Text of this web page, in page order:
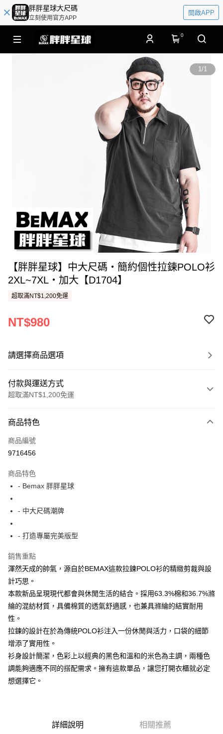
胖胖星球大尺碼
立刻使用官方APP
開啟APP
0
1/1
【胖胖星球】中大尺碼‧簡約個性拉鍊POLO衫
2XL~7XL‧加大【D1704】
超取滿NT$1,200免運
NT$980
請選擇商品選項
付款與運送方式
超取滿NT$1,200免運
信用卡一次付款
超商取貨付款
Apple Pay
街口支付
AFTEE先享後付
相關說明
AFTEE先享後付是「在收到商品之後才付款」的支付方式。 讓您購物簡單
便利好安心！
１．簡單：不需註冊會員、不需綁卡、不需儲值。
２．便利：只要手機號碼，簡訊認證，即可結帳。
３．安心：先確認商品／服務後，再付款。
１．於結帳方式選擇「AFTEE先享後付」後，將跳轉至「AFTEE先享後付」
結帳頁面，進行簡訊認證並確認金額後，即可完成結帳。
２．訂單成立數日內，您將收到繳費通知簡訊。
３．收到繳費通知簡訊後14天內，點擊此簡訊中的連結，可透過四大超商／
ATM／網路銀行／等多元方式進行付款，方視為交易完成。
※ 請注意：結帳手續完成當下不需立刻繳費，但若您需要取消訂單，請聯絡
客戶支援中心」https://netprotections.freshdesk.com/support/home
ATM付款
運送方式
全家付款取貨
每筆NT$150
7-11付款取貨
每筆NT$80，滿NT$1,200(含以上)免運費
宅配
商品特色
商品編號
9716456
商品特色
- Bemax 胖胖星球
- 中大尺碼潮牌
- 打造專屬完美版型
銷售重點
渾然天成的帥氣，源自於BEMAX這款拉鍊POLO衫的精緻剪裁與設
計巧思。
本款新品呈現現代都會與休閒生活的結合。採用63.3%棉和36.7%滌
綸的混紡材質，具備棉質的透氣舒適感，也兼具滌綸的結實耐用
性。
拉鍊的設計在於為傳統POLO衫注入一份休閒與活力，口袋的細節
增添了實用性。
衫身設計簡潔，色彩上以經典的黑色和溫和的米色為主調，兩種色
調能夠適應不同的搭配需求。擁有這款單品，讓您打開衣櫃就必定
想選擇它。
詳細說明 相關推薦